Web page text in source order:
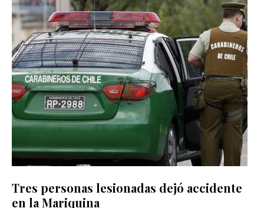
Tres personas lesionadas dejó accidente
en la Mariquina